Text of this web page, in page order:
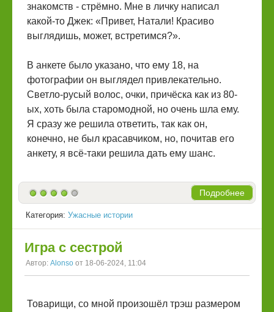
знакомств - стрёмно. Мне в личку написал
какой-то Джек: «Привет, Натали! Красиво
выглядишь, может, встретимся?».
В анкете было указано, что ему 18, на
фотографии он выглядел привлекательно.
Светло-русый волос, очки, причёска как из 80-
ых, хоть была старомодной, но очень шла ему.
Я сразу же решила ответить, так как он,
конечно, не был красавчиком, но, почитав его
анкету, я всё-таки решила дать ему шанс.
Подробнее
Категория: Ужасные истории
Игра с сестрой
Автор: Alonso от 18-06-2024, 11:04
Товарищи, со мной произошёл трэш размером